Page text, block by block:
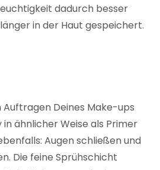
dadurch besser
in der Haut gespeichert.
Deines Make-ups
in ähnlicher Weise als Primer
Augen schließen und
Die feine Sprühschicht